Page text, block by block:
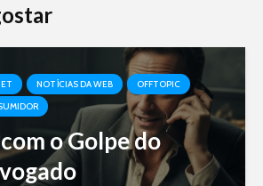
NOTÍCIAS DA WEB
OFFTOPIC
o Golpe do